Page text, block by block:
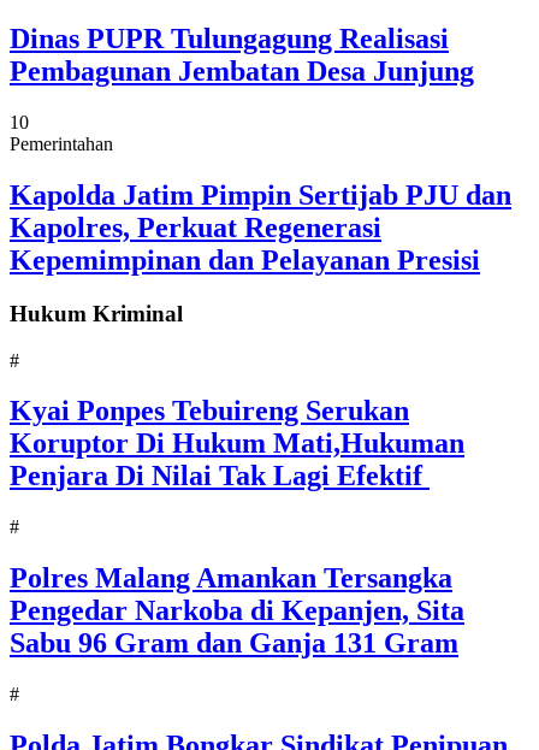
Dinas PUPR Tulungagung Realisasi
Pembagunan Jembatan Desa Junjung
10
Pemerintahan
Kapolda Jatim Pimpin Sertijab PJU dan
Kapolres, Perkuat Regenerasi
Kepemimpinan dan Pelayanan Presisi
Hukum Kriminal
#
Kyai Ponpes Tebuireng Serukan
Koruptor Di Hukum Mati,Hukuman
Penjara Di Nilai Tak Lagi Efektif
#
Polres Malang Amankan Tersangka
Pengedar Narkoba di Kepanjen, Sita
Sabu 96 Gram dan Ganja 131 Gram
#